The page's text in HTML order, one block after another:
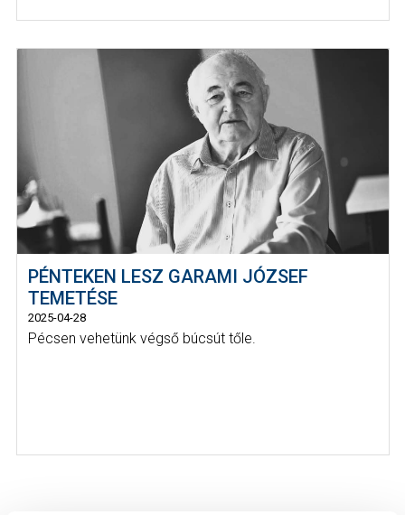
PÉNTEKEN LESZ GARAMI JÓZSEF
TEMETÉSE
2025-04-28
Pécsen vehetünk végső búcsút tőle.